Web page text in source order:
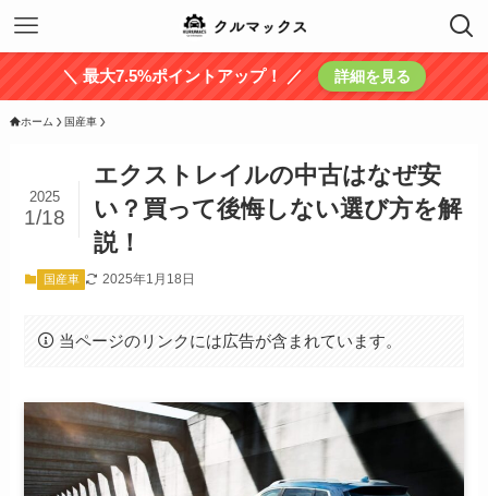
＼ 最大7.5%ポイントアップ！ ／ 詳細を見る
ホーム 国産車
エクストレイルの中古はなぜ安
い？買って後悔しない選び方を解
説！
2025
1/18
国産車 2025年1月18日
当ページのリンクには広告が含まれています。